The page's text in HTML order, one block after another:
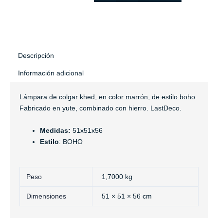
Descripción
Información adicional
Lámpara de colgar khed, en color marrón, de estilo boho.
Fabricado en yute, combinado con hierro. LastDeco.
Medidas: 51x51x56
Estilo: BOHO
Peso 1,7000 kg
Dimensiones 51 × 51 × 56 cm